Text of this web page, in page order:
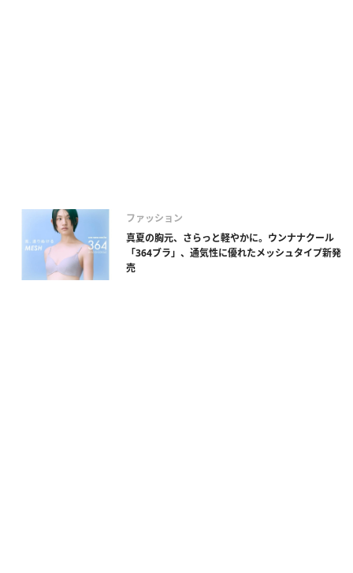
ファッション
真夏の胸元、さらっと軽やかに。ウンナナクール
「364ブラ」、通気性に優れたメッシュタイプ新発
売